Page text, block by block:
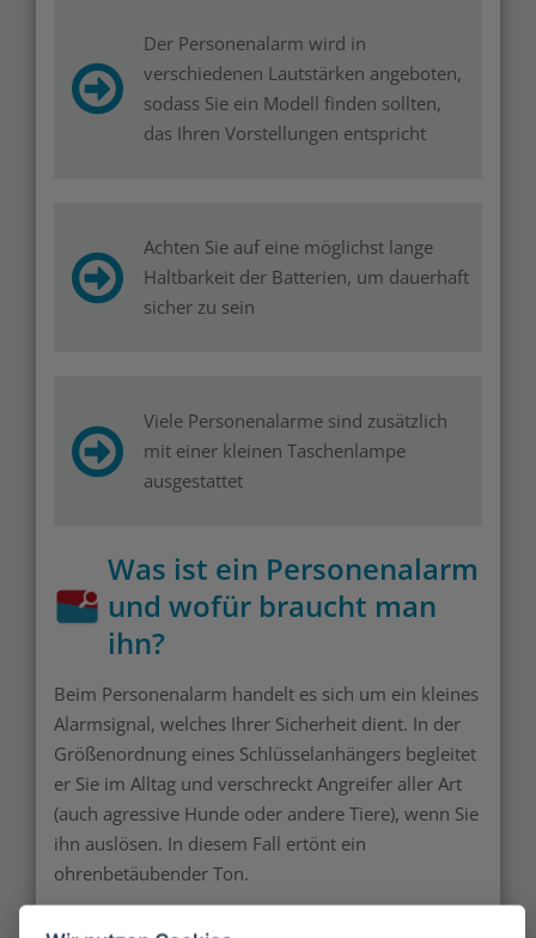
Der Personenalarm wird in
verschiedenen Lautstärken angeboten,
sodass Sie ein Modell finden sollten,
das Ihren Vorstellungen entspricht
Achten Sie auf eine möglichst lange
Haltbarkeit der Batterien, um dauerhaft
sicher zu sein
Viele Personenalarme sind zusätzlich
mit einer kleinen Taschenlampe
ausgestattet
Was ist ein Personenalarm
und wofür braucht man
ihn?
Beim Personenalarm handelt es sich um ein kleines
Alarmsignal, welches Ihrer Sicherheit dient. In der
Größenordnung eines Schlüsselanhängers begleitet
er Sie im Alltag und verschreckt Angreifer aller Art
(auch agressive Hunde oder andere Tiere), wenn Sie
ihn auslösen. In diesem Fall ertönt ein
ohrenbetäubender Ton.